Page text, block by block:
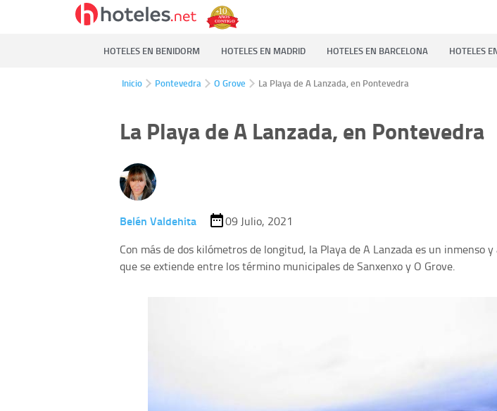
HOTELES EN BENIDORM HOTELES EN MADRID HOTELES EN BARCELONA HOTELES
Inicio Pontevedra O Grove La Playa de A Lanzada, en Pontevedra
La Playa de A Lanzada, en Pontevedra
Belén Valdehita
09 Julio, 2021
Con más de dos kilómetros de longitud, la Playa de A Lanzada es un inmenso
que se extiende entre los término municipales de Sanxenxo y O Grove.